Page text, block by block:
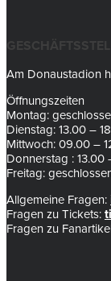
Am Donaustadion
Öffnungszeiten
Montag:
Dienstag: 13.00 –
Mittwoch: 09.00 –
Donnerstag : 13.00
Freitag:
Allgemeine Fragen:
Fragen zu Tickets:
Fragen zu